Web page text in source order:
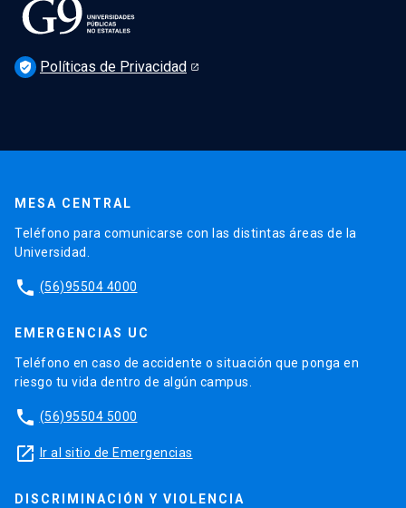
verified_user Políticas de Privacidad
MESA CENTRAL
Teléfono para comunicarse con las distintas áreas de la
Universidad.
phone (56)95504 4000
EMERGENCIAS UC
Teléfono en caso de accidente o situación que ponga en
riesgo tu vida dentro de algún campus.
phone (56)95504 5000
launch Ir al sitio de Emergencias
DISCRIMINACIÓN Y VIOLENCIA